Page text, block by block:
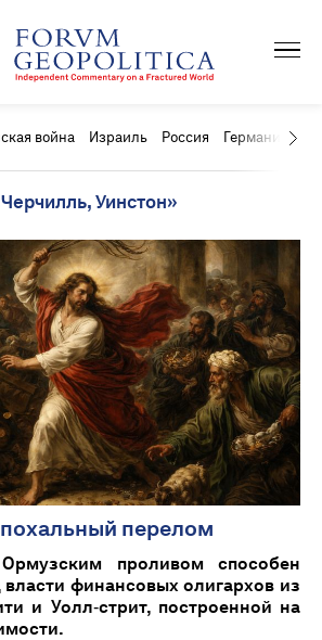
война Израиль Россия Германия
Уинстон»
перелом
проливом способен
финансовых олигархов из
и Уолл‑стрит, построенной на